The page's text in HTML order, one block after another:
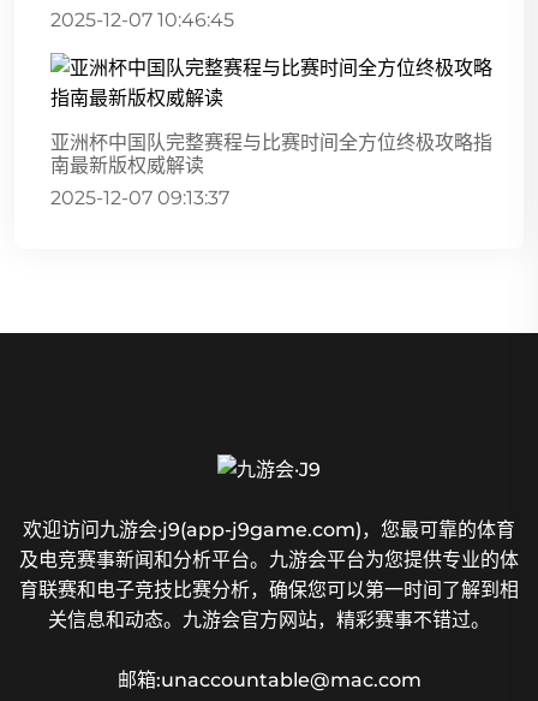
2025-12-07 10:46:45
亚洲杯中国队完整赛程与比赛时间全方位终极攻略指
南最新版权威解读
2025-12-07 09:13:37
欢迎访问九游会·j9(app-j9game.com)，您最可靠的体育
及电竞赛事新闻和分析平台。九游会平台为您提供专业的体
育联赛和电子竞技比赛分析，确保您可以第一时间了解到相
关信息和动态。九游会官方网站，精彩赛事不错过。
邮箱:unaccountable@mac.com